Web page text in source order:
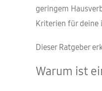
geringem
Kriterien für deine
Dieser Ratgeber
Warum ist